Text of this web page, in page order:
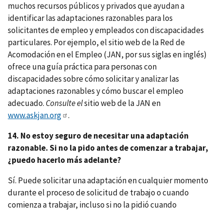
muchos recursos públicos y privados que ayudan a
identificar las adaptaciones razonables para los
solicitantes de empleo y empleados con discapacidades
particulares. Por ejemplo, el sitio web de la Red de
Acomodación en el Empleo (JAN, por sus siglas en inglés)
ofrece una guía práctica para personas con
discapacidades sobre cómo solicitar y analizar las
adaptaciones razonables y cómo buscar el empleo
adecuado. Consulte elsitio web de la JAN en
www.askjan.org
.
14. No estoy seguro de necesitar una adaptación
razonable. Si no la pido antes de comenzar a trabajar,
¿puedo hacerlo más adelante?
Sí. Puede solicitar una adaptación en cualquier momento
durante el proceso de solicitud de trabajo o cuando
comienza a trabajar, incluso si no la pidió cuando